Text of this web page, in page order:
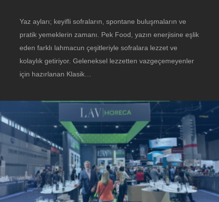
Yaz ayları; keyifli sofraların, spontane buluşmaların ve
pratik yemeklerin zamanı. Pek Food, yazın enerjisine eşlik
eden farklı lahmacun çeşitleriyle sofralara lezzet ve
kolaylık getiriyor. Geleneksel lezzetten vazgeçemeyenler
için hazırlanan Klasik…